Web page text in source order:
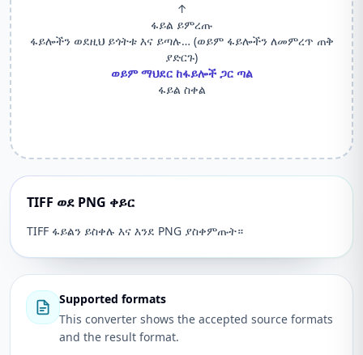
↑
ፋይል ይምረጡ
ፋይሎችን ወደዚህ ይጎትቱ እና ይጣሉ… (ወይም ፋይሎችን ለመምረጥ ጠቅ
ያድርጉ)
ወይም ማህደር ከፋይሎች ጋር ጣል
ፋይል ስቀል
TIFF ወደ PNG ቀይር
TIFF ፋይልን ይስቀሉ እና እንደ PNG ያስቀምጡት።
Supported formats
This converter shows the accepted source formats
and the result format.